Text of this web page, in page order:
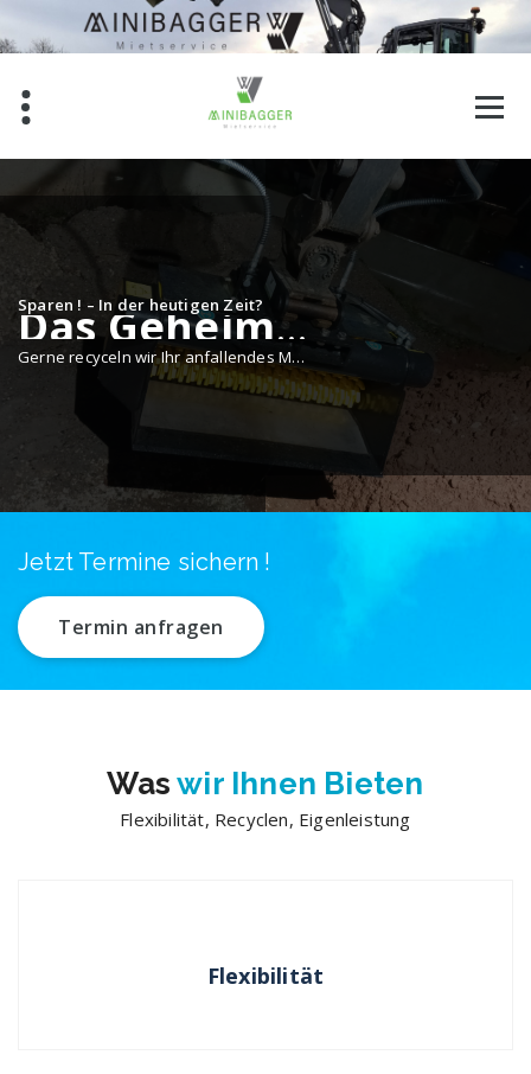
Inhalt
springen
Sparen ! – In der heutigen Zeit? Das Geheimnis des Könnens liegt im Wollen.
Gerne recyceln wir Ihr anfallendes Material vor Ort um somit die entsorgungskosten zu senken.
Jetzt Termine sichern !
Termin anfragen
Waswir Ihnen Bieten
Flexibilität, Recyclen, Eigenleistung
Flexibilität